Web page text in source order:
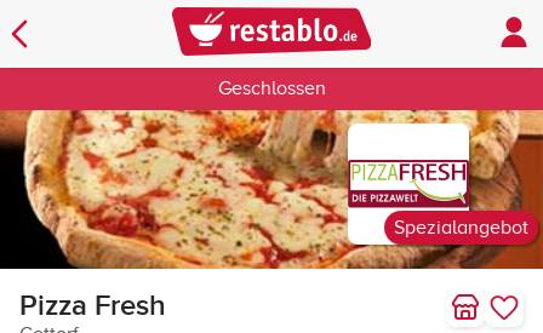
Geschlossen
Spezialangebot
Pizza Fresh